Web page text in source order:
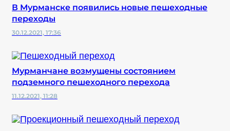
В Мурманске появились новые пешеходные
переходы
30.12.2021, 17:36
Мурманчане возмущены состоянием
подземного пешеходного перехода
11.12.2021, 11:28